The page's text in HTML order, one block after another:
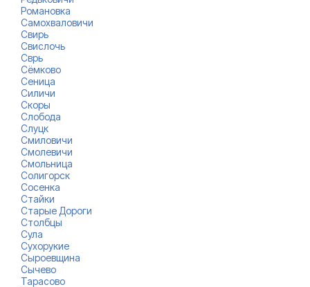
Романовка
Самохваловичи
Свирь
Свислочь
Сврь
Сёмково
Сеница
Силичи
Скоры
Слобода
Слуцк
Смиловичи
Смолевичи
Смольница
Солигорск
Сосенка
Стайки
Старые Дороги
Столбцы
Сула
Сухорукие
Сыроевщина
Сычево
Тарасово